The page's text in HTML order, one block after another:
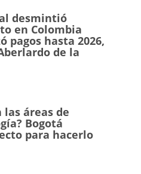
desmintió
en Colombia
pagos hasta 2026,
de la
las áreas de
Bogotá
para hacerlo